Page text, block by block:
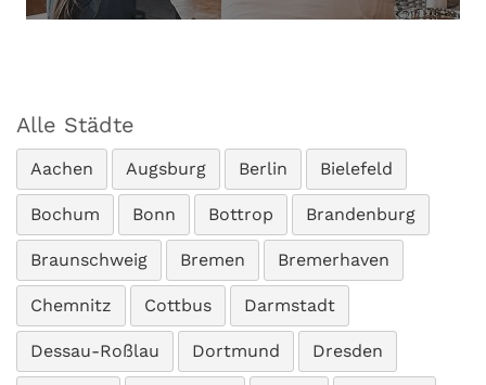
Alle Städte
Aachen Augsburg Berlin Bielefeld
Bochum Bonn Bottrop Brandenburg
Braunschweig Bremen Bremerhaven
Chemnitz Cottbus Darmstadt
Dessau-Roßlau Dortmund Dresden